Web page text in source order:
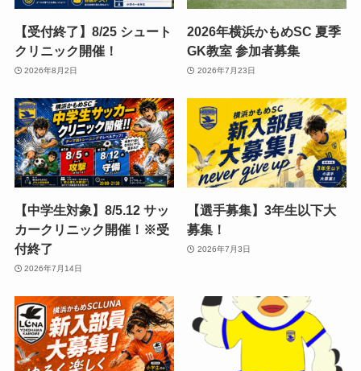
【受付終了】8/25 シュート
クリニック開催！
2026年8月2日
2026年横浜かもめSC 夏季
GK教室 参加者募集
2026年7月23日
【中学生対象】8/5.12 サッ
カークリニック開催！※受
付終了
2026年7月14日
【選手募集】3年生以下大
募集！
2026年7月3日